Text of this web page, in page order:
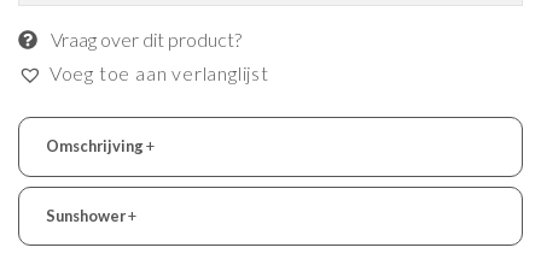
Vraag over dit product?
Voeg toe aan verlanglijst
Omschrijving+
Sunshower+